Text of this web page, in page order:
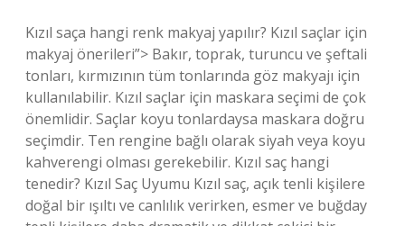
Kızıl saça hangi renk makyaj yapılır? Kızıl saçlar için
makyaj önerileri”> Bakır, toprak, turuncu ve şeftali
tonları, kırmızının tüm tonlarında göz makyajı için
kullanılabilir. Kızıl saçlar için maskara seçimi de çok
önemlidir. Saçlar koyu tonlardaysa maskara doğru
seçimdir. Ten rengine bağlı olarak siyah veya koyu
kahverengi olması gerekebilir. Kızıl saç hangi
tenedir? Kızıl Saç Uyumu Kızıl saç, açık tenli kişilere
doğal bir ışıltı ve canlılık verirken, esmer ve buğday